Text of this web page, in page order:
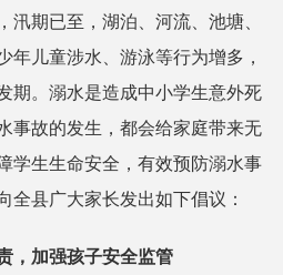
汛期已至，湖泊、河流、池塘、
年儿童涉水、游泳等行为增多，
期。溺水是造成中小学生意外死
事故的发生，都会给家庭带来无
学生生命安全，有效预防溺水事
全县广大家长发出如下倡议：
加强孩子安全监管